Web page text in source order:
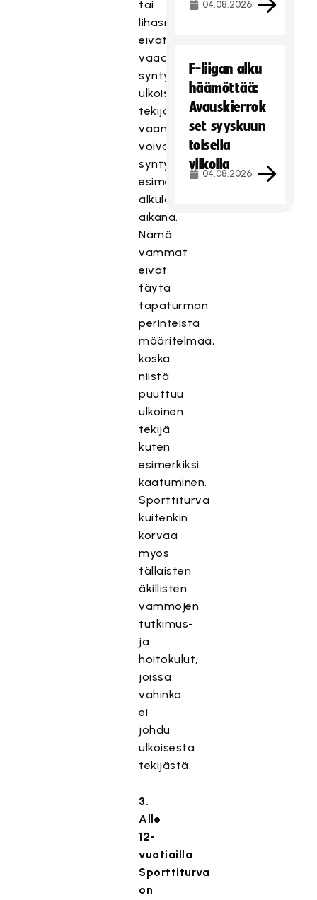
tai
lihasrepeämät
eivät
vaadi
syntyäkseen
ulkoisia
tekijöitä,
vaan
voivat
syntyä
esimerkiksi
alkulämmittelyn
aikana.
Nämä
vammat
eivät
täytä
tapaturman
perinteistä
määritelmää,
koska
niistä
puuttuu
ulkoinen
tekijä
kuten
esimerkiksi
kaatuminen.
Sporttiturva
kuitenkin
korvaa
myös
tällaisten
äkillisten
vammojen
tutkimus-
ja
hoitokulut,
joissa
vahinko
ei
johdu
ulkoisesta
tekijästä.
3.
Alle
12-
vuotiailla
Sporttiturva
on
04.08.2026
F-liigan alku
häämöttää:
Avauskierrok
set syyskuun
toisella
viikolla
04.08.2026